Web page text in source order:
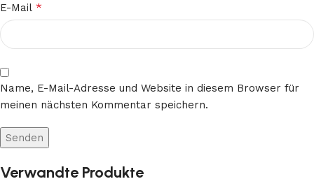
E-Mail *
Name, E-Mail-Adresse und Website in diesem Browser für
meinen nächsten Kommentar speichern.
Verwandte Produkte